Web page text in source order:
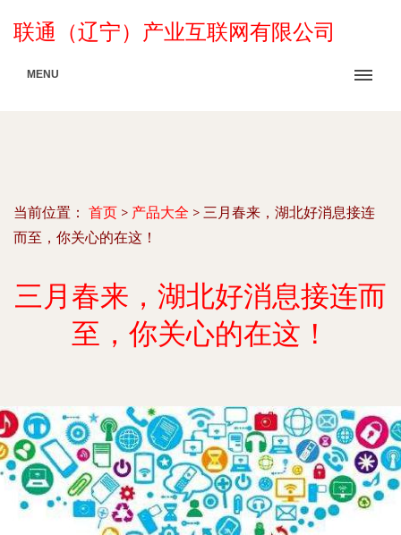
联通（辽宁）产业互联网有限公司
MENU
当前位置： 首页 > 产品大全 > 三月春来，湖北好消息接连
而至，你关心的在这！
三月春来，湖北好消息接连而
至，你关心的在这！